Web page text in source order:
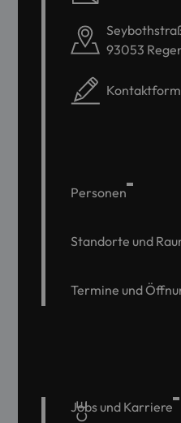
93053
Personen
Standorte und
Termine und
Jobs und Karriere